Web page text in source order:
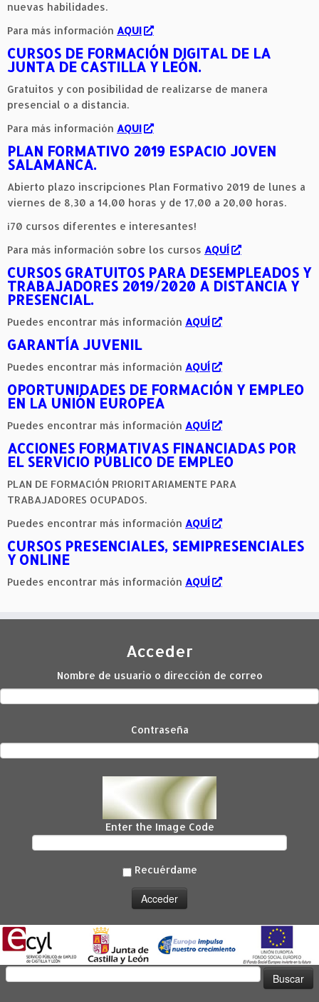
nuevas habilidades.
Para más información AQUI
CURSOS DE FORMACIÓN DIGITAL DE LA
JUNTA DE CASTILLA Y LEÓN.
Gratuitos y con posibilidad de realizarse de manera
presencial o a distancia.
Para más información AQUI
PLAN FORMATIVO 2019 ESPACIO JOVEN
SALAMANCA.
Abierto plazo inscripciones Plan Formativo 2019 de lunes a
viernes de 8,30 a 14,00 horas y de 17,00 a 20,00 horas.
¡70 cursos diferentes e interesantes!
Para más información sobre los cursos AQUÍ
CURSOS GRATUITOS PARA DESEMPLEADOS Y
TRABAJADORES 2019/2020 A DISTANCIA Y
PRESENCIAL.
Puedes encontrar más información AQUÍ
GARANTÍA JUVENIL
Puedes encontrar más información AQUÍ
OPORTUNIDADES DE FORMACIÓN Y EMPLEO
EN LA UNIÓN EUROPEA
Puedes encontrar más información AQUÍ
ACCIONES FORMATIVAS FINANCIADAS POR
EL SERVICIO PÚBLICO DE EMPLEO
PLAN DE FORMACIÓN PRIORITARIAMENTE PARA
TRABAJADORES OCUPADOS.
Puedes encontrar más información AQUÍ
CURSOS PRESENCIALES, SEMIPRESENCIALES
Y ONLINE
Puedes encontrar más información AQUÍ
Acceder
Nombre de usuario o dirección de correo
Contraseña
Enter the Image Code
Recuérdame